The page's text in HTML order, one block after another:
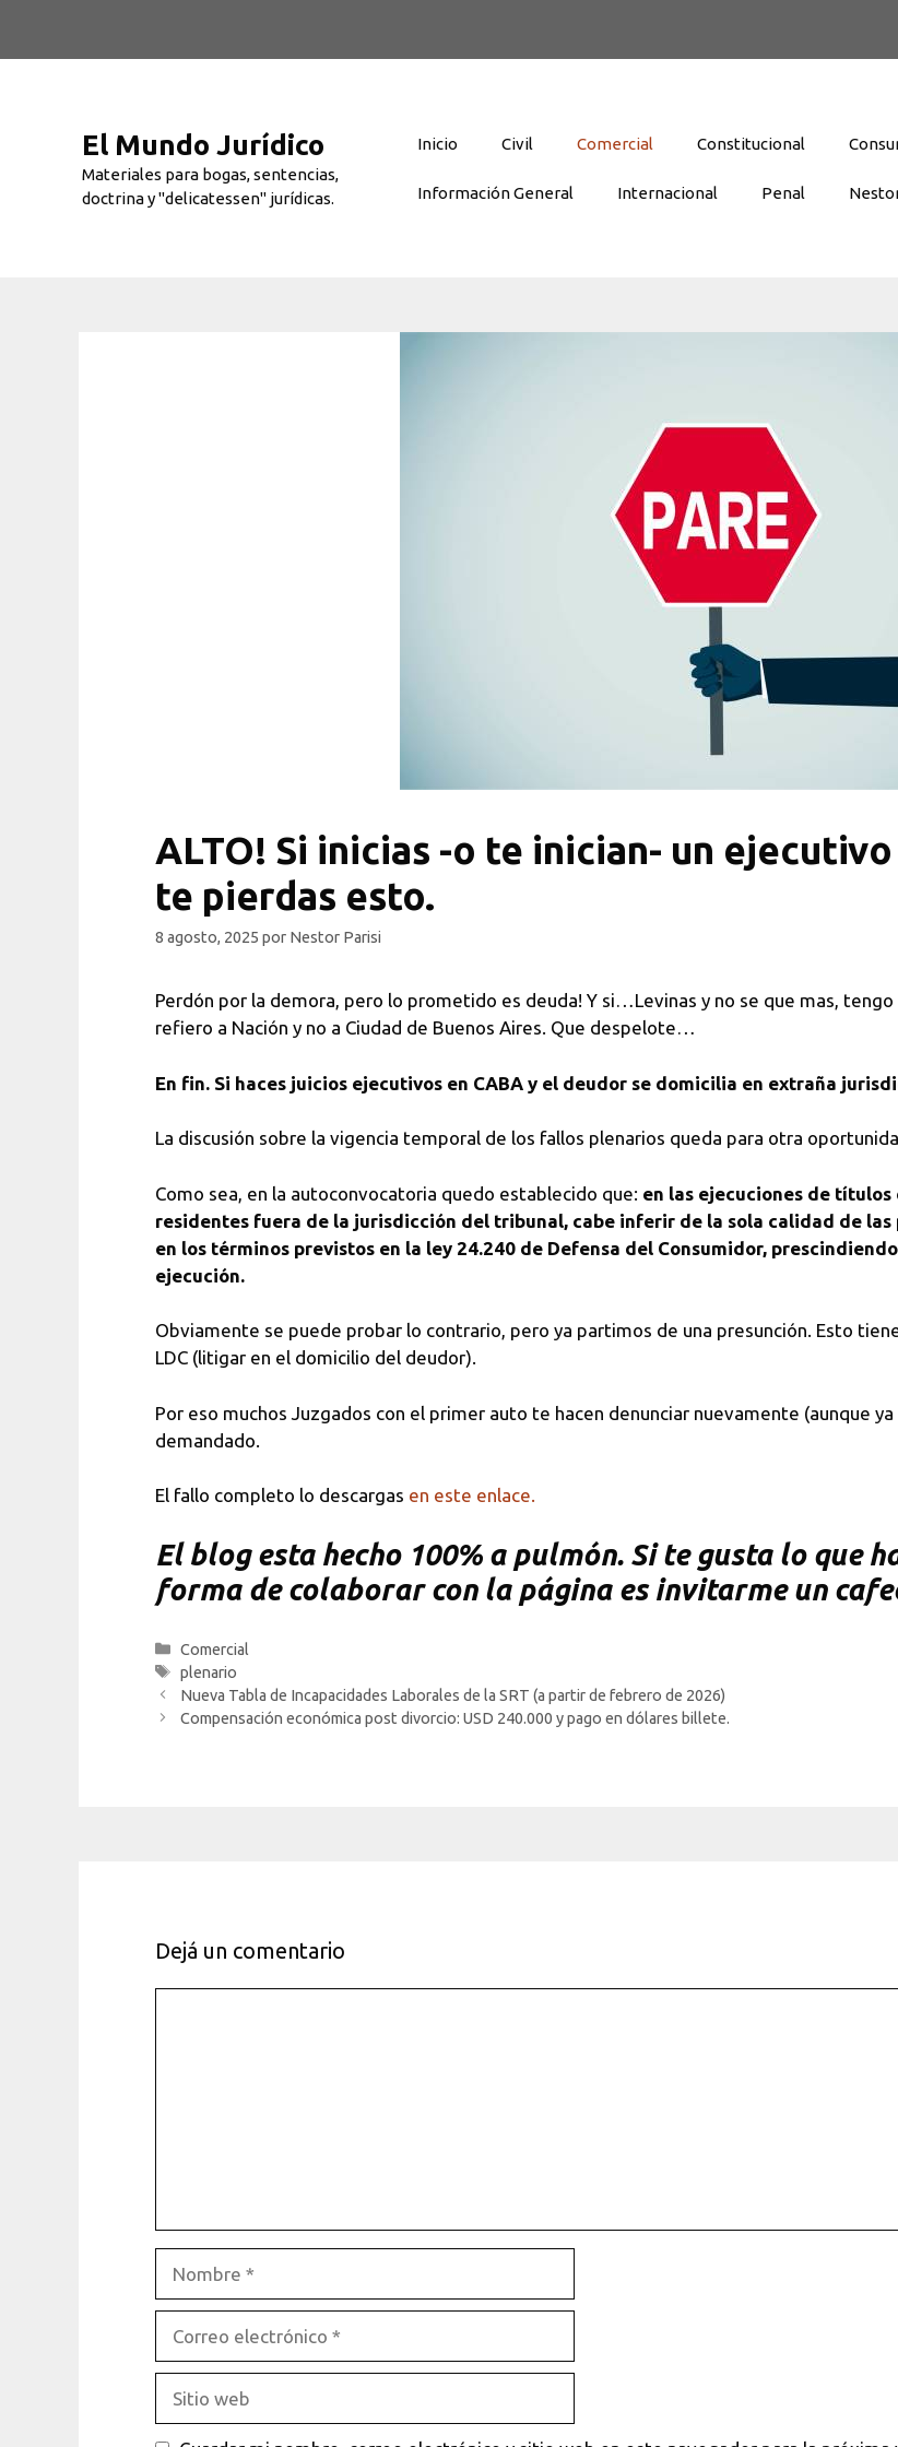
El Mundo Jurídico
Materiales para bogas, sentencias,
doctrina y "delicatessen" jurídicas.
Inicio Civil Comercial Constitucional
Información General Internacional Penal
ALTO! Si inicias -o te inician- un
te pierdas esto.
8 agosto, 2025 por Nestor Parisi
Perdón por la demora, pero lo prometido es deuda! Y si…Levinas y no se que mas,
refiero a Nación y no a Ciudad de Buenos Aires. Que despelote…
En fin. Si haces juicios ejecutivos en CABA y el deudor se domicilia en extraña
La discusión sobre la vigencia temporal de los fallos plenarios queda para otra
Como sea, en la autoconvocatoria quedo establecido que: en las ejecuciones de
residentes fuera de la jurisdicción del tribunal, cabe inferir de la sola calidad de las
en los términos previstos en la ley 24.240 de Defensa del Consumidor,
ejecución.
Obviamente se puede probar lo contrario, pero ya partimos de una presunción. Esto
LDC (litigar en el domicilio del deudor).
Por eso muchos Juzgados con el primer auto te hacen denunciar nuevamente (aunque
demandado.
El fallo completo lo descargas en este enlace.
El blog esta hecho 100% a pulmón. Si te gusta lo que
forma de colaborar con la página es invitarme un
Categorías
Comercial
Etiquetas
plenario
Nueva Tabla de Incapacidades Laborales de la SRT (a partir de febrero de 2026)
Compensación económica post divorcio: USD 240.000 y pago en dólares billete.
Dejá un comentario
electrónico
web